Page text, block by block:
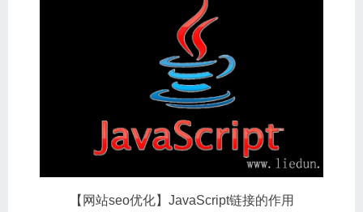
【网站seo优化】JavaScript链接的作用